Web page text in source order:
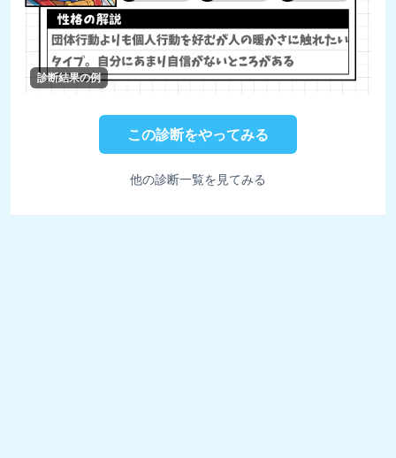
診断結果の例
この診断をやってみる
他の診断一覧を見てみる